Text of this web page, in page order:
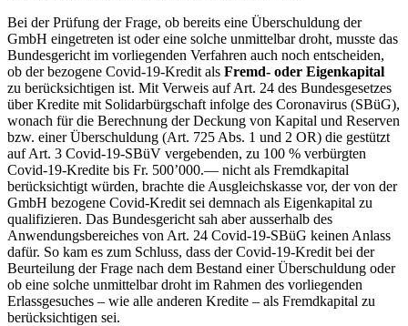
Bei der Prüfung der Frage, ob bereits eine Überschuldung der
GmbH eingetreten ist oder eine solche unmittelbar droht, musste das
Bundesgericht im vorliegenden Verfahren auch noch entscheiden,
ob der bezogene Covid-19-Kredit als Fremd- oder Eigenkapital
zu berücksichtigen ist. Mit Verweis auf Art. 24 des Bundesgesetzes
über Kredite mit Solidarbürgschaft infolge des Coronavirus (SBüG),
wonach für die Berechnung der Deckung von Kapital und Reserven
bzw. einer Überschuldung (Art. 725 Abs. 1 und 2 OR) die gestützt
auf Art. 3 Covid-19-SBüV vergebenden, zu 100 % verbürgten
Covid-19-Kredite bis Fr. 500’000.— nicht als Fremdkapital
berücksichtigt würden, brachte die Ausgleichskasse vor, der von der
GmbH bezogene Covid-Kredit sei demnach als Eigenkapital zu
qualifizieren. Das Bundesgericht sah aber ausserhalb des
Anwendungsbereiches von Art. 24 Covid-19-SBüG keinen Anlass
dafür. So kam es zum Schluss, dass der Covid-19-Kredit bei der
Beurteilung der Frage nach dem Bestand einer Überschuldung oder
ob eine solche unmittelbar droht im Rahmen des vorliegenden
Erlassgesuches – wie alle anderen Kredite – als Fremdkapital zu
berücksichtigen sei.